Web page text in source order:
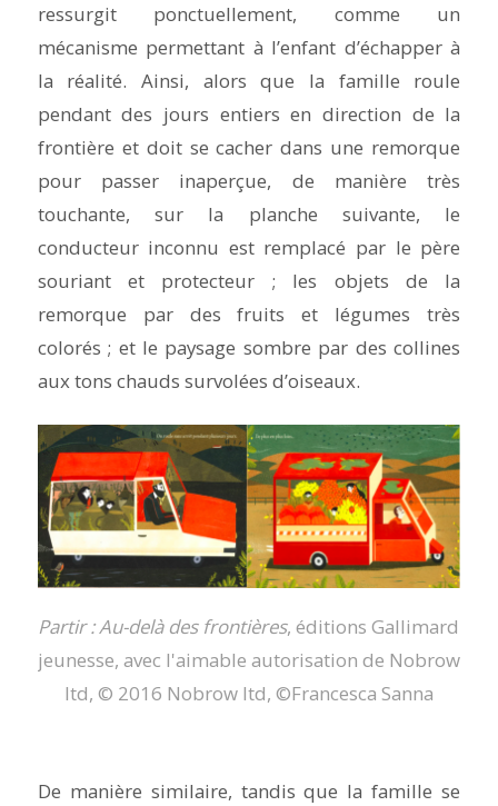
ressurgit ponctuellement, comme un
mécanisme permettant à l’enfant d’échapper à
la réalité. Ainsi, alors que la famille roule
pendant des jours entiers en direction de la
frontière et doit se cacher dans une remorque
pour passer inaperçue, de manière très
touchante, sur la planche suivante, le
conducteur inconnu est remplacé par le père
souriant et protecteur ; les objets de la
remorque par des fruits et légumes très
colorés ; et le paysage sombre par des collines
aux tons chauds survolées d’oiseaux.
Partir : Au-delà des frontières, éditions Gallimard
jeunesse, avec l'aimable autorisation de Nobrow
ltd, © 2016 Nobrow ltd, ©Francesca Sanna
De manière similaire, tandis que la famille se